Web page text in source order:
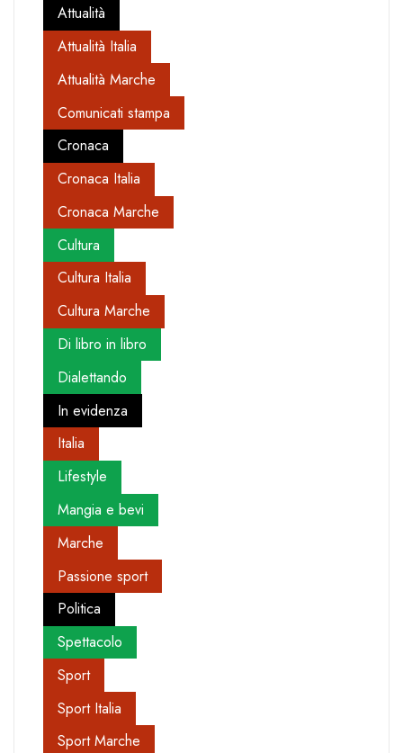
Attualità
Attualità Italia
Attualità Marche
Comunicati stampa
Cronaca
Cronaca Italia
Cronaca Marche
Cultura
Cultura Italia
Cultura Marche
Di libro in libro
Dialettando
In evidenza
Italia
Lifestyle
Mangia e bevi
Marche
Passione sport
Politica
Spettacolo
Sport
Sport Italia
Sport Marche